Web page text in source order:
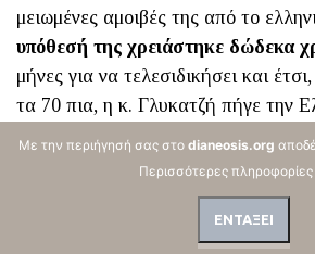
μειωμένες αμοιβές της από το
υπόθεσή της χρειάστηκε δώδεκα
μήνες για να τελεσιδικήσει και
τα 70 πια, η κ. Γλυκατζή πήγε την
Το δικαίωμα για μια δίκαιη δίκη "σε
διάστημα" περιγράφεται στο
Σύμβασης των Δικαιωμάτων του
Με την περιήγησή σας στο dianeosis.org
Περισσότερες πληροφορίες
ΕΝΤΑΞΕΙ